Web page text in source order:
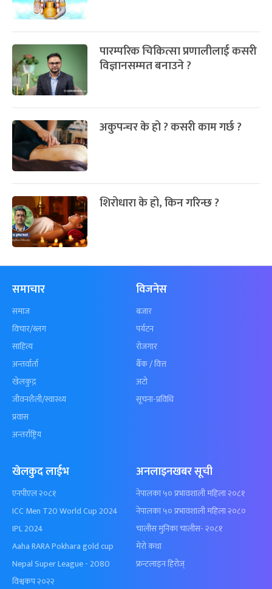
पारम्परिक चिकित्सा प्रणालीलाई कसरी
विज्ञानसम्मत बनाउने ?
अकुपन्चर के हो ? कसरी काम गर्छ ?
शिरोधारा के हो, किन गरिन्छ ?
समाचार
समाज
विचार/ब्लग
साहित्य
अन्तर्वार्ता
खेलकुद़़
जीवनशैली/स्वास्थ्य
प्रवास
अन्तर्राष्ट्रिय
विजनेस
बजार
पर्यटन
रोजगार
बैँक / वित्त
अटो
सूचना-प्रविधि
खेलकुद लाईभ
एनपीएल २०८१
ICC Men T20 World Cup 2024
IPL 2024
Aaha RARA Pokhara gold cup
Nepal Super League - 2080
विश्वकप २०२२
अनलाइनखबर सूची
नेपालका ५० प्रभावशाली महिला २०८१
नेपालका ५० प्रभावशाली महिला २०८०
चालीस मुनिका चालीस- २०८१
मेरो कथा
फ्रन्टलाइन हिरोज्